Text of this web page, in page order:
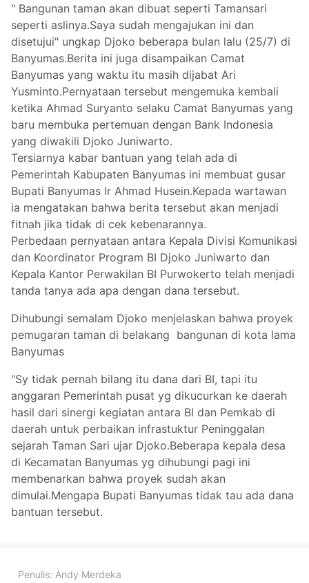
" Bangunan taman akan dibuat seperti Tamansari
seperti aslinya.Saya sudah mengajukan ini dan
disetujui" ungkap Djoko beberapa bulan lalu (25/7) di
Banyumas.Berita ini juga disampaikan Camat
Banyumas yang waktu itu masih dijabat Ari
Yusminto.Pernyataan tersebut mengemuka kembali
ketika Ahmad Suryanto selaku Camat Banyumas yang
baru membuka pertemuan dengan Bank Indonesia
yang diwakili Djoko Juniwarto.
Tersiarnya kabar bantuan yang telah ada di
Pemerintah Kabupaten Banyumas ini membuat gusar
Bupati Banyumas Ir Ahmad Husein.Kepada wartawan
ia mengatakan bahwa berita tersebut akan menjadi
fitnah jika tidak di cek kebenarannya.
Perbedaan pernyataan antara Kepala Divisi Komunikasi
dan Koordinator Program BI Djoko Juniwarto dan
Kepala Kantor Perwakilan BI Purwokerto telah menjadi
tanda tanya ada apa dengan dana tersebut.
Dihubungi semalam Djoko menjelaskan bahwa proyek
pemugaran taman di belakang bangunan di kota lama
Banyumas
"Sy tidak pernah bilang itu dana dari BI, tapi itu
anggaran Pemerintah pusat yg dikucurkan ke daerah
hasil dari sinergi kegiatan antara BI dan Pemkab di
daerah untuk perbaikan infrastuktur Peninggalan
sejarah Taman Sari ujar Djoko.Beberapa kepala desa
di Kecamatan Banyumas yg dihubungi pagi ini
membenarkan bahwa proyek sudah akan
dimulai.Mengapa Bupati Banyumas tidak tau ada dana
bantuan tersebut.
Penulis: Andy Merdeka